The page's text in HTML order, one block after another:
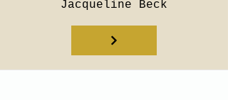
Jacqueline Beck